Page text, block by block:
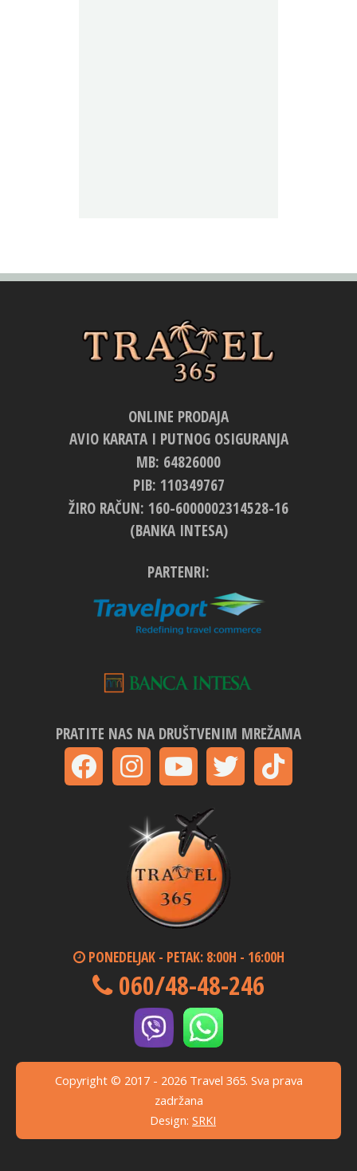
ONLINE PRODAJA
AVIO KARATA I PUTNOG OSIGURANJA
MB: 64826000
PIB: 110349767
ŽIRO RAČUN: 160-6000002314528-16
(BANKA INTESA)
PARTENRI:
PRATITE NAS NA DRUŠTVENIM MREŽAMA
PONEDELJAK - PETAK: 8:00H - 16:00H
060/48-48-246
Copyright © 2017 - 2026 Travel 365. Sva prava
zadržana
Design: SRKI